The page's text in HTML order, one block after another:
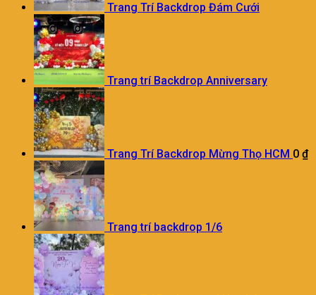
Trang Trí Backdrop Đám Cưới
Trang trí Backdrop Anniversary
Trang Trí Backdrop Mừng Thọ HCM 0 ₫
Trang trí backdrop 1/6